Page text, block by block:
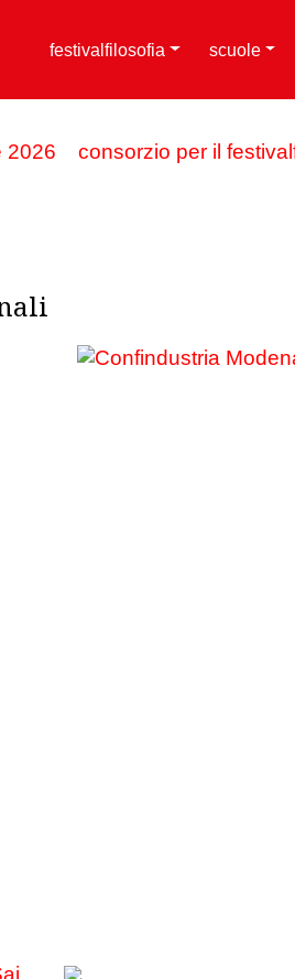
festivalfilosofia scuole
2026 consorzio per il